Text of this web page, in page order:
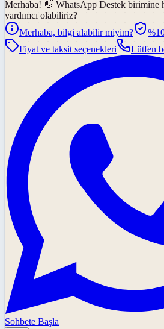
Merhaba! 👋 WhatsApp Destek birimine
yardımcı olabiliriz?
Merhaba, bilgi alabilir miyim?
Fiyat ve taksit seçenekleri
Lütfen
Sohbete Başla